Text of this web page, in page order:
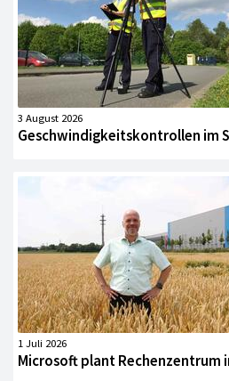
3 August 2026
Geschwindigkeitskontrollen im
1 Juli 2026
Microsoft plant Rechenzentrum